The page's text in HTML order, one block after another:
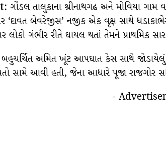
ગોંડલ તાલુકાના શ્રીનાથગઢ અને મોવિયા
‘દાવત બેવરેજીસ’ નજીક એક વૃક્ષ સાથે
ગંભીર રીતે ઘાયલ થતાં તેમને પ્રાથમિક
બહુચર્ચિત અમિત ખૂંટ આપઘાત કેસ સાથે
સામે આવી હતી, જેના આધારે પૂજા રાજગોર
-